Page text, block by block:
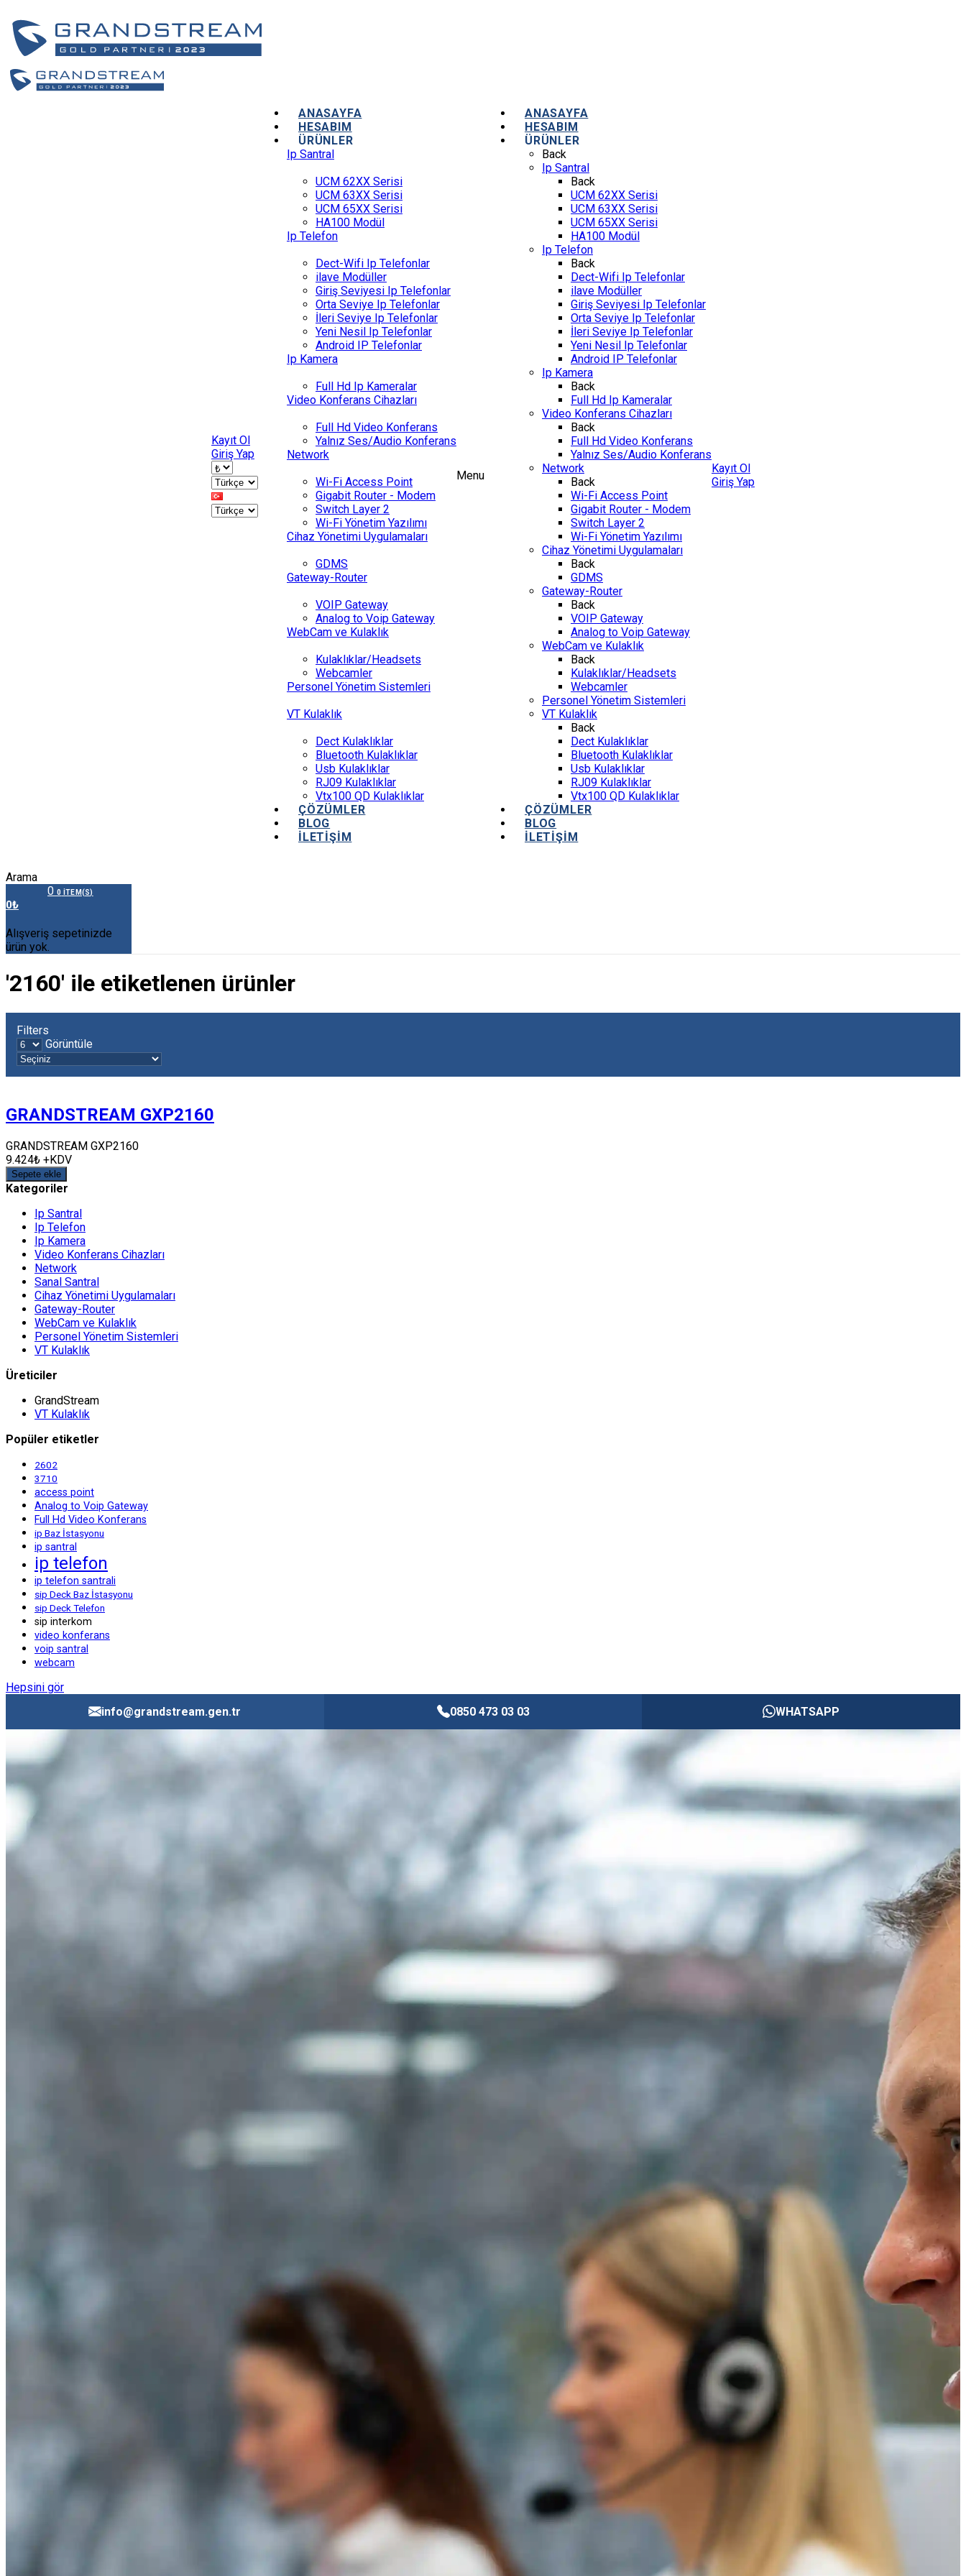
Kayıt Ol
Giriş Yap
ANASAYFA
HESABIM
ÜRÜNLER
Ip Santral
UCM 62XX Serisi
UCM 63XX Serisi
UCM 65XX Serisi
HA100 Modül
Ip Telefon
Dect-Wifi Ip Telefonlar
ilave Modüller
Giriş Seviyesi Ip Telefonlar
Orta Seviye Ip Telefonlar
İleri Seviye Ip Telefonlar
Yeni Nesil Ip Telefonlar
Android IP Telefonlar
Ip Kamera
Full Hd Ip Kameralar
Video Konferans Cihazları
Full Hd Video Konferans
Yalnız Ses/Audio Konferans
Network
Wi-Fi Access Point
Gigabit Router - Modem
Switch Layer 2
Wi-Fi Yönetim Yazılımı
Cihaz Yönetimi Uygulamaları
GDMS
Gateway-Router
VOIP Gateway
Analog to Voip Gateway
WebCam ve Kulaklık
Kulaklıklar/Headsets
Webcamler
Personel Yönetim Sistemleri
VT Kulaklık
Dect Kulaklıklar
Bluetooth Kulaklıklar
Usb Kulaklıklar
RJ09 Kulaklıklar
Vtx100 QD Kulaklıklar
ÇÖZÜMLER
BLOG
İLETİŞİM
Menu
ANASAYFA
HESABIM
ÜRÜNLER
Back
Ip Santral
Back
UCM 62XX Serisi
UCM 63XX Serisi
UCM 65XX Serisi
HA100 Modül
Ip Telefon
Back
Dect-Wifi Ip Telefonlar
ilave Modüller
Giriş Seviyesi Ip Telefonlar
Orta Seviye Ip Telefonlar
İleri Seviye Ip Telefonlar
Yeni Nesil Ip Telefonlar
Android IP Telefonlar
Ip Kamera
Back
Full Hd Ip Kameralar
Video Konferans Cihazları
Back
Full Hd Video Konferans
Yalnız Ses/Audio Konferans
Network
Back
Wi-Fi Access Point
Gigabit Router - Modem
Switch Layer 2
Wi-Fi Yönetim Yazılımı
Cihaz Yönetimi Uygulamaları
Back
GDMS
Gateway-Router
Back
VOIP Gateway
Analog to Voip Gateway
WebCam ve Kulaklık
Back
Kulaklıklar/Headsets
Webcamler
Personel Yönetim Sistemleri
VT Kulaklık
Back
Dect Kulaklıklar
Bluetooth Kulaklıklar
Usb Kulaklıklar
RJ09 Kulaklıklar
Vtx100 QD Kulaklıklar
ÇÖZÜMLER
BLOG
İLETİŞİM
Kayıt Ol
Giriş Yap
Arama
0 0 ITEM(S)
Alışveriş sepetinizde
ürün yok.
'2160' ile etiketlenen ürünler
Filters
Görüntüle
GRANDSTREAM GXP2160
GRANDSTREAM GXP2160
9.424₺ +KDV
Sepete ekle
Kategoriler
Ip Santral
Ip Telefon
Ip Kamera
Video Konferans Cihazları
Network
Sanal Santral
Cihaz Yönetimi Uygulamaları
Gateway-Router
WebCam ve Kulaklık
Personel Yönetim Sistemleri
VT Kulaklık
Üreticiler
GrandStream
VT Kulaklık
Popüler etiketler
2602
3710
access point
Analog to Voip Gateway
Full Hd Video Konferans
ip Baz İstasyonu
ip santral
ip telefon
ip telefon santrali
sip Deck Baz İstasyonu
sip Deck Telefon
sip interkom
video konferans
voip santral
webcam
Hepsini gör
info@grandstream.gen.tr
0850 473 03 03 WHATSAPP